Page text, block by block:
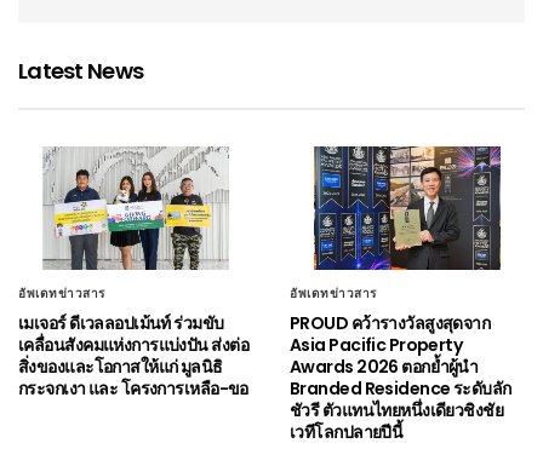
Latest News
อัพเดทข่าวสาร
เมเจอร์ ดีเวลลอปเม้นท์ ร่วมขับ
เคลื่อนสังคมแห่งการแบ่งปัน ส่งต่อ
สิ่งของและโอกาสให้แก่ มูลนิธิ
กระจกเงา และ โครงการเหลือ-ขอ
อัพเดทข่าวสาร
PROUD คว้ารางวัลสูงสุดจาก
Asia Pacific Property
Awards 2026 ตอกย้ำผู้นำ
Branded Residence ระดับลัก
ชัวรี ตัวแทนไทยหนึ่งเดียวชิงชัย
เวทีโลกปลายปีนี้